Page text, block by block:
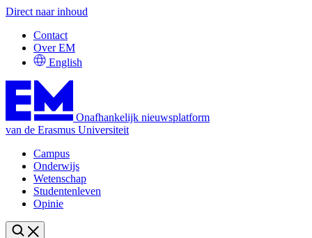
Direct naar inhoud
Contact
Over EM
English
Onafhankelijk nieuwsplatform
van de Erasmus Universiteit
Campus
Onderwijs
Wetenschap
Studentenleven
Opinie